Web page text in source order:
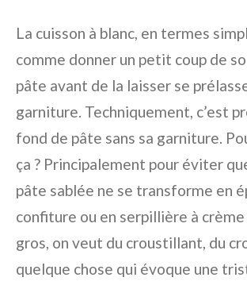
La cuisson à blanc, en termes
comme donner un petit coup de
pâte avant de la laisser se
garniture. Techniquement, c’est
fond de pâte sans sa garniture.
ça ? Principalement pour éviter
pâte sablée ne se transforme en
confiture ou en serpillière à
gros, on veut du croustillant, du
quelque chose qui évoque une